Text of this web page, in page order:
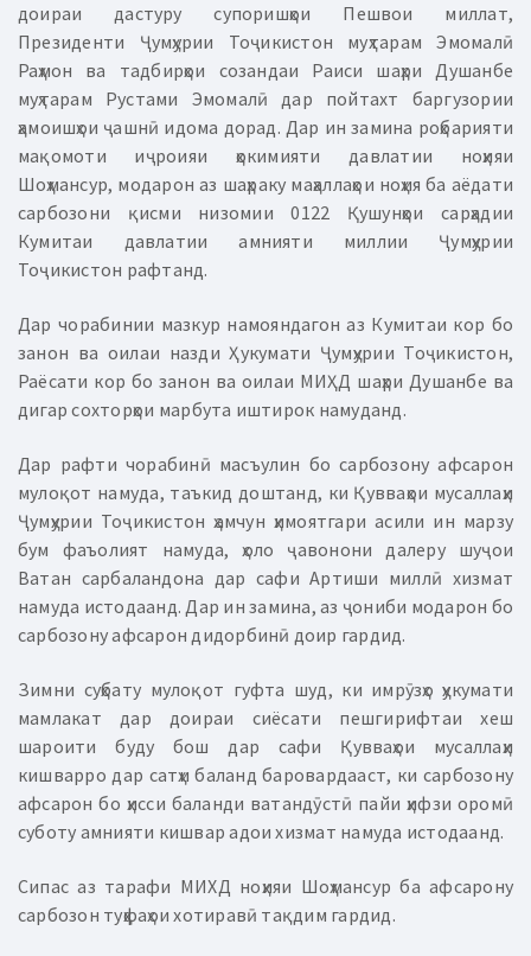
доираи дастуру супоришҳои Пешвои миллат,
Президенти Ҷумҳурии Тоҷикистон муҳтарам Эмомалӣ
Раҳмон ва тадбирҳои созандаи Раиси шаҳри Душанбе
муҳтарам Рустами Эмомалӣ дар пойтахт баргузории
ҳамоишҳои ҷашнӣ идома дорад. Дар ин замина роҳбарияти
мақомоти иҷроияи ҳокимияти давлатии ноҳияи
Шоҳмансур, модарон аз шаҳраку маҳаллаҳои ноҳия ба аёдати
сарбозони қисми низомии 0122 Қушунҳои сарҳадии
Кумитаи давлатии амнияти миллии Ҷумҳурии
Тоҷикистон рафтанд.
Дар чорабинии мазкур намояндагон аз Кумитаи кор бо
занон ва оилаи назди Ҳукумати Ҷумҳурии Тоҷикистон,
Раёсати кор бо занон ва оилаи МИҲД шаҳри Душанбе ва
дигар сохторҳои марбута иштирок намуданд.
Дар рафти чорабинӣ масъулин бо сарбозону афсарон
мулоқот намуда, таъкид доштанд, ки Қувваҳои мусаллаҳи
Ҷумҳурии Тоҷикистон ҳамчун ҳимоятгари асили ин марзу
бум фаъолият намуда, ҳоло ҷавонони далеру шуҷои
Ватан сарбаландона дар сафи Артиши миллӣ хизмат
намуда истодаанд. Дар ин замина, аз ҷониби модарон бо
сарбозону афсарон дидорбинӣ доир гардид.
Зимни суҳбату мулоқот гуфта шуд, ки имрӯзҳо ҳукумати
мамлакат дар доираи сиёсати пешгирифтаи хеш
шароити буду бош дар сафи Қувваҳои мусаллаҳи
кишварро дар сатҳи баланд баровардааст, ки сарбозону
афсарон бо ҳисси баланди ватандӯстӣ пайи ҳифзи оромӣ
суботу амнияти кишвар адои хизмат намуда истодаанд.
Сипас аз тарафи МИХД ноҳияи Шоҳмансур ба афсарону
сарбозон туҳфаҳои хотиравӣ тақдим гардид.